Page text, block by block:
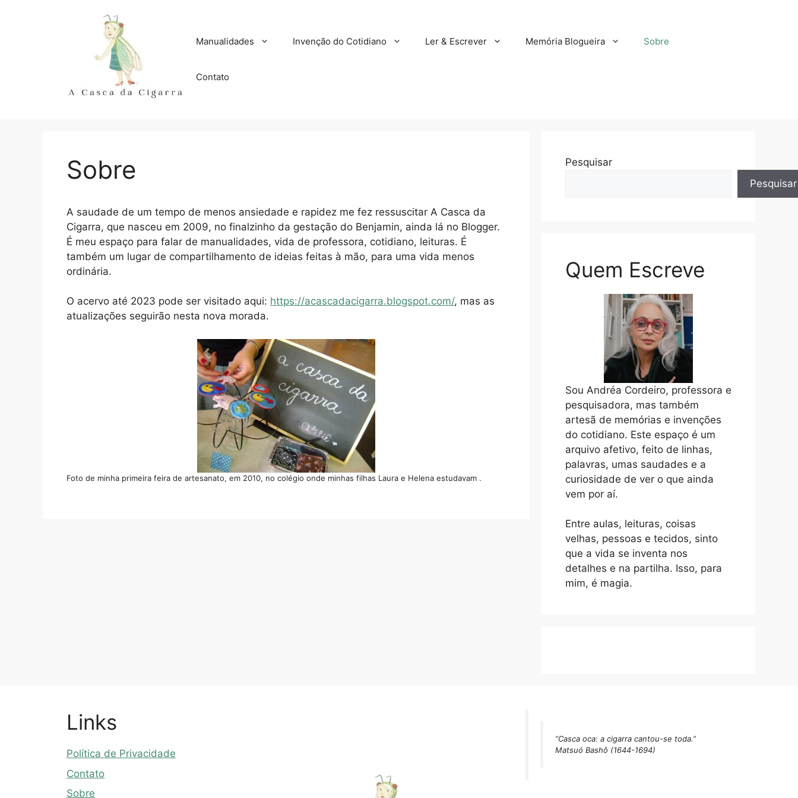
Manualidades Invenção do Cotidiano Ler & Escrever Memória Blogueira Sobre
Contato
Sobre
A saudade de um tempo de menos ansiedade e rapidez me fez ressuscitar A Casca da
Cigarra, que nasceu em 2009, no finalzinho da gestação do Benjamin, ainda lá no Blogger.
É meu espaço para falar de manualidades, vida de professora, cotidiano, leituras. É
também um lugar de compartilhamento de ideias feitas à mão, para uma vida menos
ordinária.
O acervo até 2023 pode ser visitado aqui: https://acascadacigarra.blogspot.com/, mas as
atualizações seguirão nesta nova morada.
Foto de minha primeira feira de artesanato, em 2010, no colégio onde minhas filhas Laura e Helena estudavam .
Pesquisar
Pesquisar
Quem Escreve
Sou Andréa Cordeiro, professora e
pesquisadora, mas também
artesã de memórias e invenções
do cotidiano. Este espaço é um
arquivo afetivo, feito de linhas,
palavras, umas saudades e a
curiosidade de ver o que ainda
vem por aí.
Entre aulas, leituras, coisas
velhas, pessoas e tecidos, sinto
que a vida se inventa nos
detalhes e na partilha. Isso, para
mim, é magia.
Links
Política de Privacidade
Contato
Sobre
“Casca oca: a cigarra cantou-se toda.”
Matsuó Bashô (1644-1694)